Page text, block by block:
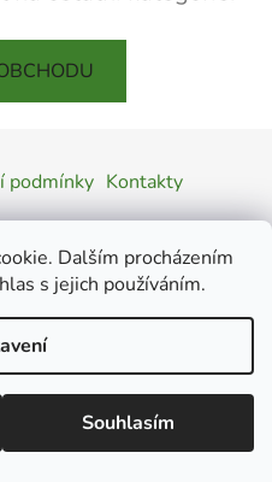
Dalším procházením
s jejich používáním.
Souhlasím
podmínky Kontakty
Shoptet
. Všechna práva vyhrazena.
cookies